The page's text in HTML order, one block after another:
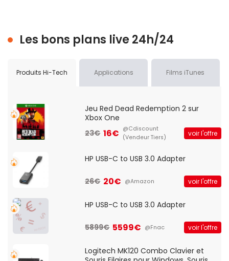
Les bons plans live 24h/24
Produits Hi-Tech Applications Films iTunes
Jeu Red Dead Redemption 2 sur
Xbox One
23€ 16€ @Cdiscount
(Vendeur Tiers)
voir l'offre
HP USB-C to USB 3.0 Adapter
26€ 20€ @Amazon voir l'offre
HP USB-C to USB 3.0 Adapter
5899€ 5599€ @Fnac voir l'offre
Logitech MK120 Combo Clavier et